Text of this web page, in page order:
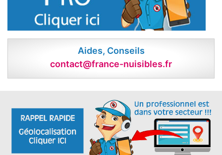
Aides, Conseils
contact@france-nuisibles.fr